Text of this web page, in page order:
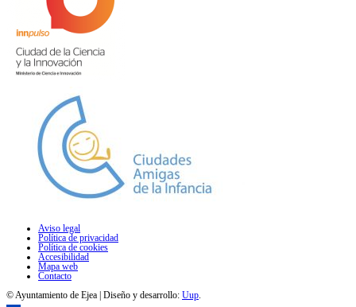
Aviso legal
Política de privacidad
Política de cookies
Accesibilidad
Mapa web
Contacto
© Ayuntamiento de Ejea | Diseño y desarrollo: Uup.